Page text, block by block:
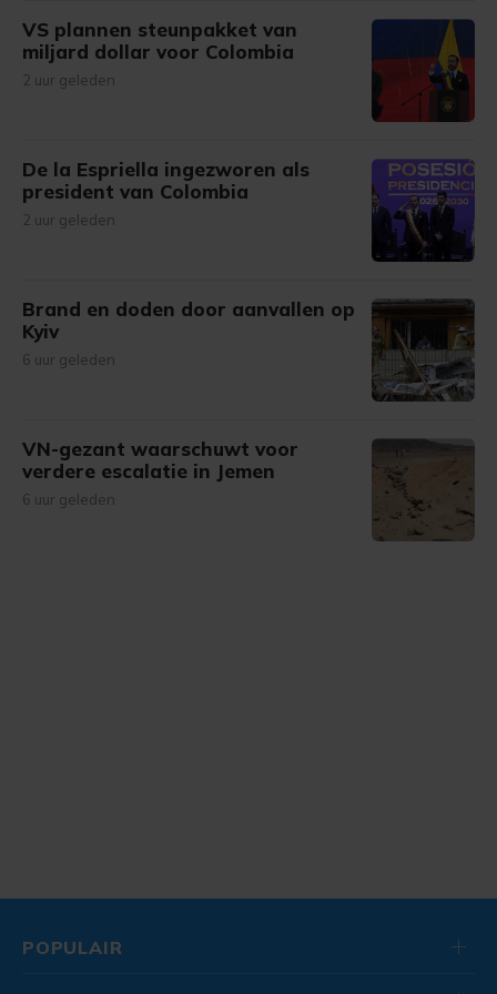
VS plannen steunpakket van
miljard dollar voor Colombia
2 uur geleden
De la Espriella ingezworen als
president van Colombia
2 uur geleden
Brand en doden door aanvallen op
Kyiv
6 uur geleden
VN-gezant waarschuwt voor
verdere escalatie in Jemen
6 uur geleden
POPULAIR